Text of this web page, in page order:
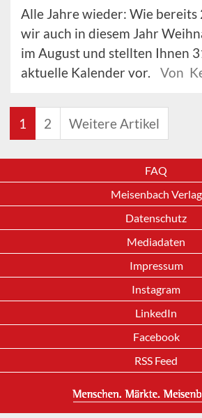
Alle Jahre wieder: Wie
wir auch in diesem Jahr
im August und stellten Ihnen
aktuelle Kalender vor.
Von
1 2 Weitere Artikel
FAQ
Meisenbach Verlag
Datenschutz
Mediadaten
Impressum
Instagram
LinkedIn
Facebook
RSS Feed